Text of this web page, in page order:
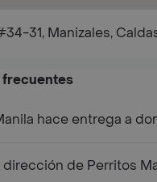
31, Manizales,
frecuentes
hace entrega a
dirección de Perritos